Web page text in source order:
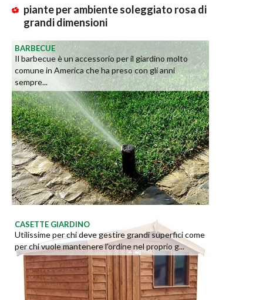
piante per ambiente soleggiato rosa di
grandi dimensioni
BARBECUE
Il barbecue è un accessorio per il giardino molto
comune in America che ha preso con gli anni
sempre...
CASETTE GIARDINO
Utilissime per chi deve gestire grandi superfici come
per chi vuole mantenere l'ordine nel proprio g...